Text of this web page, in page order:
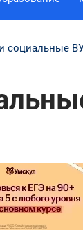
социальные